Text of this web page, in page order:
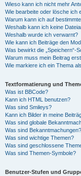
Wieso kann ich nicht mehr
Wie bearbeite oder lösche ich
Warum kann ich auf
Weshalb kann ich keine
Weshalb wurde ich verwarnt?
Wie kann ich Beiträge den
Was bewirkt die „Speichern“-
Warum muss mein Beitrag
Wie markiere ich ein Thema
Textformatierung und
Was ist BBCode?
Kann ich HTML benutzen?
Was sind Smileys?
Kann ich Bilder in meine
Was sind globale
Was sind Bekanntmachungen?
Was sind wichtige Themen?
Was sind geschlossene
Was sind Themen-Symbole?
Benutzer-Stufen und